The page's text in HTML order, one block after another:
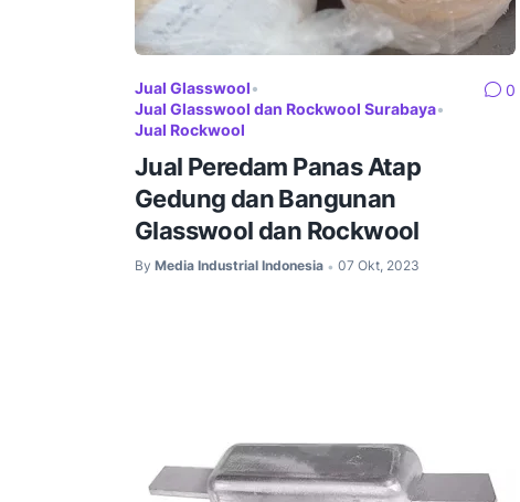
Jual Glasswool•
Jual Glasswool dan Rockwool Surabaya•
Jual Rockwool
0
Jual Peredam Panas Atap
Gedung dan Bangunan
Glasswool dan Rockwool
By Media Industrial Indonesia • 07 Okt, 2023